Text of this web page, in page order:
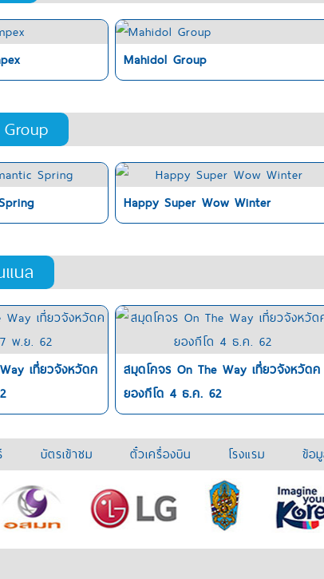
Mahidol Group
Happy Super Wow Winter
แนล
เที่ยวจังหวัดค
สมุดโคจร On The Way เที่ยวจังหวัดค
ยองกีโด 4 ธ.ค. 62
บัตรเข้าชม ตั๋วเครื่องบิน โรงแรม ข้อ